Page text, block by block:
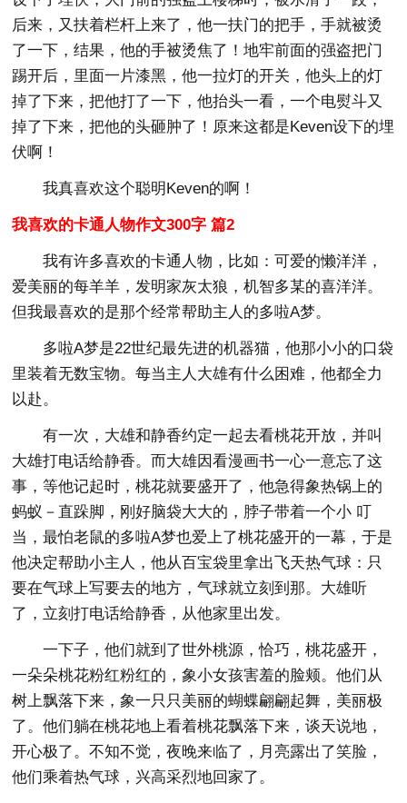
后来，又扶着栏杆上来了，他一扶门的把手，手就被烫
了一下，结果，他的手被烫焦了！地牢前面的强盗把门
踢开后，里面一片漆黑，他一拉灯的开关，他头上的灯
掉了下来，把他打了一下，他抬头一看，一个电熨斗又
掉了下来，把他的头砸肿了！原来这都是Keven设下的埋
伏啊！
我真喜欢这个聪明Keven的啊！
我喜欢的卡通人物作文300字 篇2
我有许多喜欢的卡通人物，比如：可爱的懒洋洋，
爱美丽的每羊羊，发明家灰太狼，机智多某的喜洋洋。
但我最喜欢的是那个经常帮助主人的多啦A梦。
多啦A梦是22世纪最先进的机器猫，他那小小的口袋
里装着无数宝物。每当主人大雄有什么困难，他都全力
以赴。
有一次，大雄和静香约定一起去看桃花开放，并叫
大雄打电话给静香。而大雄因看漫画书一心一意忘了这
事，等他记起时，桃花就要盛开了，他急得象热锅上的
蚂蚁－直跺脚，刚好脑袋大大的，脖子带着一个小 叮
当，最怕老鼠的多啦A梦也爱上了桃花盛开的一幕，于是
他决定帮助小主人，他从百宝袋里拿出飞天热气球：只
要在气球上写要去的地方，气球就立刻到那。大雄听
了，立刻打电话给静香，从他家里出发。
一下子，他们就到了世外桃源，恰巧，桃花盛开，
一朵朵桃花粉红粉红的，象小女孩害羞的脸颊。他们从
树上飘落下来，象一只只美丽的蝴蝶翩翩起舞，美丽极
了。他们躺在桃花地上看着桃花飘落下来，谈天说地，
开心极了。不知不觉，夜晚来临了，月亮露出了笑脸，
他们乘着热气球，兴高采烈地回家了。